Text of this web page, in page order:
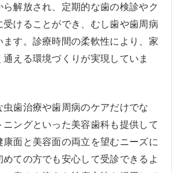
解放され、定期的な歯の検診やク
受けることができ、むし歯や歯周病
す。診療時間の柔軟性により、家
える環境づくりが実現していま
虫歯治療や歯周病のケアだけでな
ニングといった美容歯科も提供して
面と美容面の両立を望むニーズに
めての方でも安心して受診できるよ